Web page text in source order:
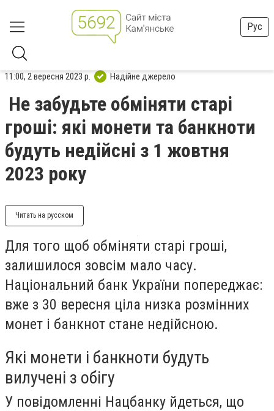
Рус
11:00, 2 вересня 2023 р. Надійне джерело
Не забудьте обміняти старі
гроші: які монети та банкноти
будуть недійсні з 1 жовтня
2023 року
Читать на русском
Для того щоб обміняти старі гроші,
залишилося зовсім мало часу.
Національний банк України попереджає:
вже з 30 вересня ціла низка розмінних
монет і банкнот стане недійсною.
Які монети і банкноти будуть
вилучені з обігу
У повідомленні Нацбанку йдеться, що